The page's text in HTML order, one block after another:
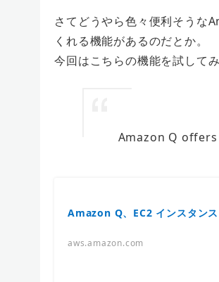
さてどうやら色々便利そうな
くれる機能があるのだとか。
今回はこちらの機能を試して
Amazon Q
Amazon Q、EC2 インスタン
aws.amazon.com